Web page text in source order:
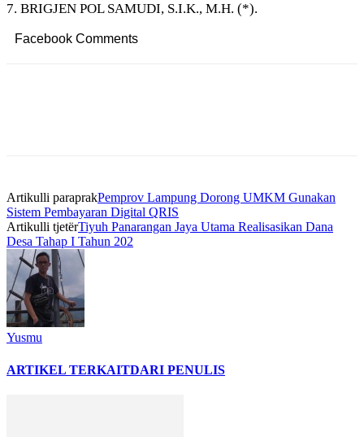
7. BRIGJEN POL SAMUDI, S.I.K., M.H. (*).
Facebook Comments
Artikulli paraprakPemprov Lampung Dorong UMKM Gunakan
Sistem Pembayaran Digital QRIS
Artikulli tjetërTiyuh Panarangan Jaya Utama Realisasikan Dana
Desa Tahap I Tahun 202
Yusmu
ARTIKEL TERKAITDARI PENULIS